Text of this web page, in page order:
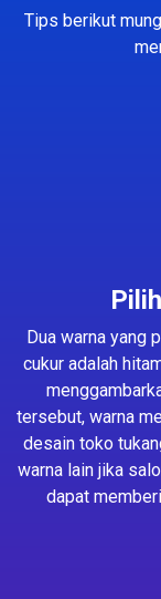
Tips berikut
Dua warna yang
cukur adalah
tersebut, warna
desain toko
warna lain jika
dapat